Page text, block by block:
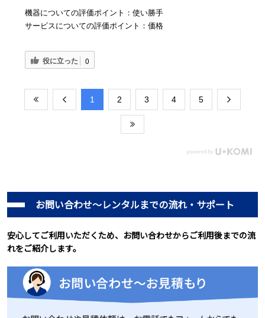
機器についての評価ポイント：使い勝手
サービスについての評価ポイント：価格
役に立った 0
​1 ​2 ​3 ​4 ​5
お問い合わせ～レンタルまでの流れ・サポート
安心してご利用いただくため、お問い合わせからご利用後までの流
れをご紹介します。